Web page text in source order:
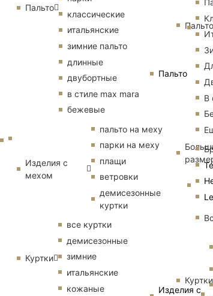
Пальто
В
Изделия с
Пальто
классические
итальянские
зимние пальто
длинные
двубортные
в стиле max mara
бежевые
Изделия с
мехом
пальто на меху
парки на меху
плащи
ветровки
демисезонные
куртки
Куртки
все куртки
демисезонные
зимние
итальянские
кожаные
Пальто
Куртки